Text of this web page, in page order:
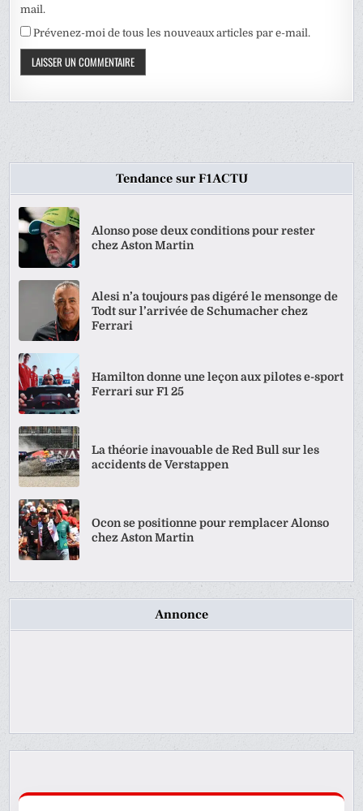
mail.
Prévenez-moi de tous les nouveaux articles par e-mail.
Tendance sur F1ACTU
Alonso pose deux conditions pour rester
chez Aston Martin
Alesi n’a toujours pas digéré le mensonge de
Todt sur l’arrivée de Schumacher chez
Ferrari
Hamilton donne une leçon aux pilotes e-sport
Ferrari sur F1 25
La théorie inavouable de Red Bull sur les
accidents de Verstappen
Ocon se positionne pour remplacer Alonso
chez Aston Martin
Annonce